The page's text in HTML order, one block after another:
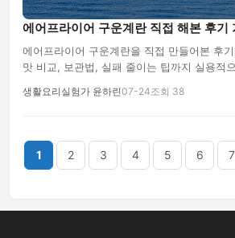
에어프라이어 구운계란 직접 해본 후기
에어프라이어 구운계란을 직접 만들어본 후
맛 비교, 보관법, 실패 줄이는 팁까지 실용적
생활요리실험가 윤하린07-24조회 38
1 2 3 4 5 6 7